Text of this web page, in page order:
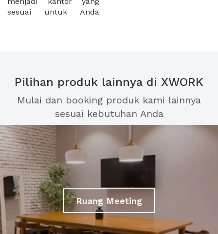
sesuai untuk Anda
Pilihan produk lainnya di XWORK
Mulai dan booking produk kami lainnya
sesuai kebutuhan Anda
Ruang Meeting